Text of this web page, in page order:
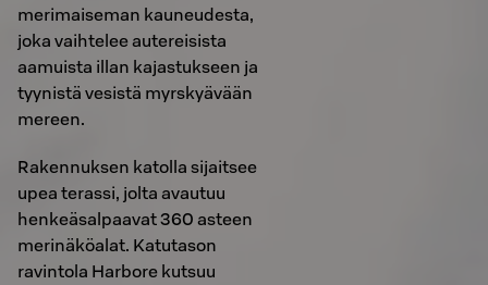
merimaiseman kauneudesta,
joka vaihtelee autereisista
aamuista illan kajastukseen ja
tyynistä vesistä myrskyävään
mereen.
Rakennuksen katolla sijaitsee
upea terassi, jolta avautuu
henkeäsalpaavat 360 asteen
merinäköalat. Katutason
ravintola Harbore kutsuu